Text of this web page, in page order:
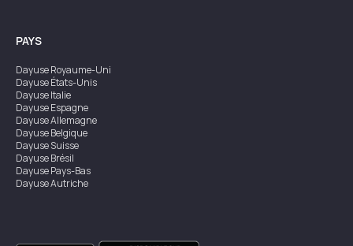
PAYS
DayuseRoyaume-Uni
DayuseÉtats-Unis
DayuseItalie
DayuseEspagne
DayuseAllemagne
DayuseBelgique
DayuseSuisse
DayuseBrésil
DayusePays-Bas
DayuseAutriche